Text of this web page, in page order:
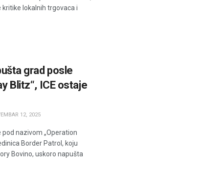
lokalnih trgovaca i
grad posle
Blitz“, ICE ostaje
12, 2025
nazivom „Operation
Border Patrol, koju
Bovino, uskoro napušta